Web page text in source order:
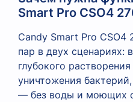
Smart Pro CSO4
Candy Smart Pro CSO4
пар в двух сценариях:
глубокого
уничтожения
— без воды и моющих